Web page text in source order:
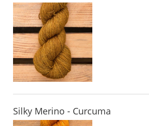
Silky Merino - Curcuma